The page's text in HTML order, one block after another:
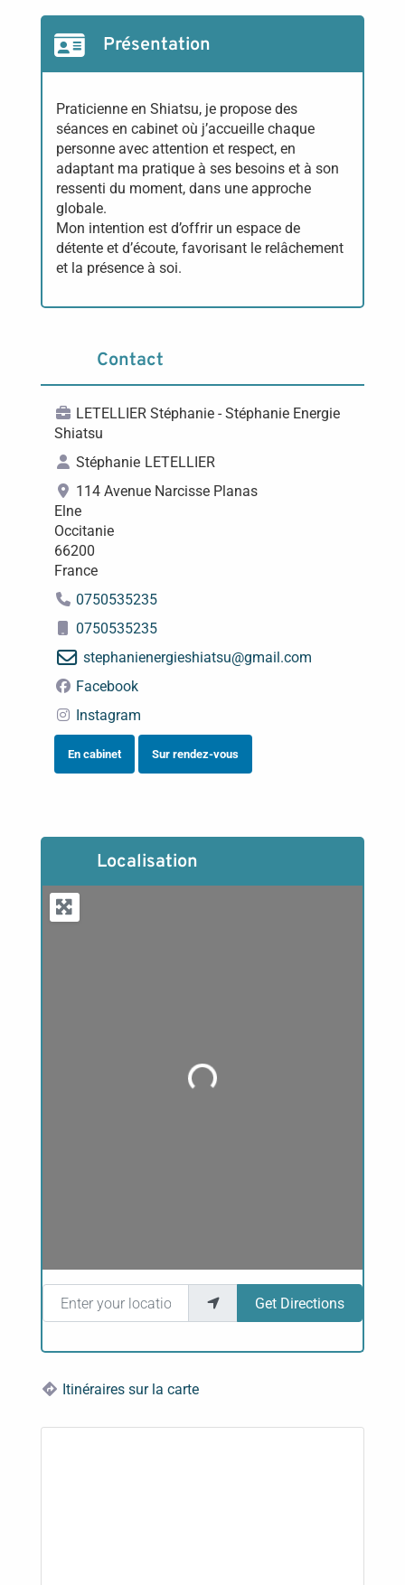
Présentation
Praticienne en Shiatsu, je propose des
séances en cabinet où j’accueille chaque
personne avec attention et respect, en
adaptant ma pratique à ses besoins et à son
ressenti du moment, dans une approche
globale.
Mon intention est d’offrir un espace de
détente et d’écoute, favorisant le relâchement
et la présence à soi.
Contact
LETELLIER Stéphanie - Stéphanie Energie
Shiatsu
Stéphanie LETELLIER
114 Avenue Narcisse Planas
Elne
Occitanie
66200
France
0750535235
0750535235
stephanienergieshiatsu@gmail.com
Facebook
Instagram
En cabinet Sur rendez-vous
Localisation
Loading...
Enter your location
Get Directions
Itinéraires sur la carte